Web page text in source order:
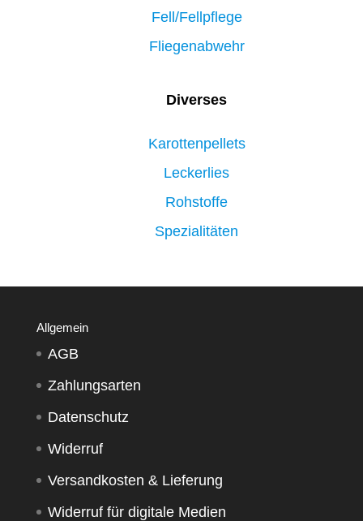
Fell/Fellpflege
Fliegenabwehr
Diverses
Karottenpellets
Leckerlies
Rohstoffe
Spezialitäten
Allgemein
AGB
Zahlungsarten
Datenschutz
Widerruf
Versandkosten & Lieferung
Widerruf für digitale Medien